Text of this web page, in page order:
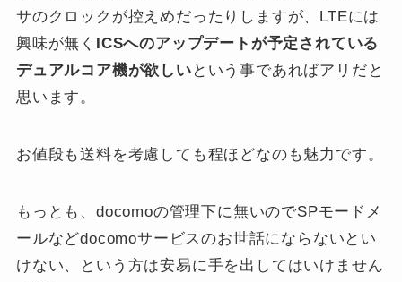
サのクロックが控えめだったりしますが、LTEには
興味が無く
ICSへのアップデートが予定されている
デュアルコア機が欲しい という事であればアリだと
思います。
お値段も送料を考慮しても程ほどなのも魅力です。
もっとも、docomoの管理下に無いのでSPモードメ
ールなどdocomoサービスのお世話にならないとい
けない、という方は安易に手を出してはいけません